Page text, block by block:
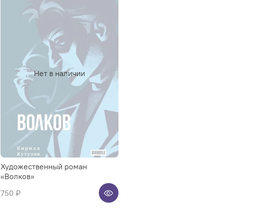
Нет в наличии
Художественный роман
«Волков»
750 ₽